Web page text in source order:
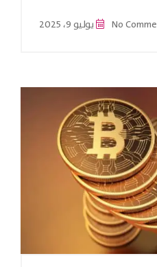
يوليو 9، 2025